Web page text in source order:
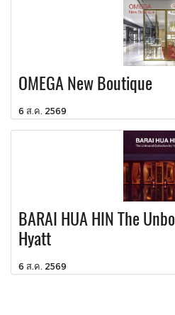
OMEGA New Boutique
6 ส.ค. 2569
BARAI HUA HIN The
Hyatt
6 ส.ค. 2569